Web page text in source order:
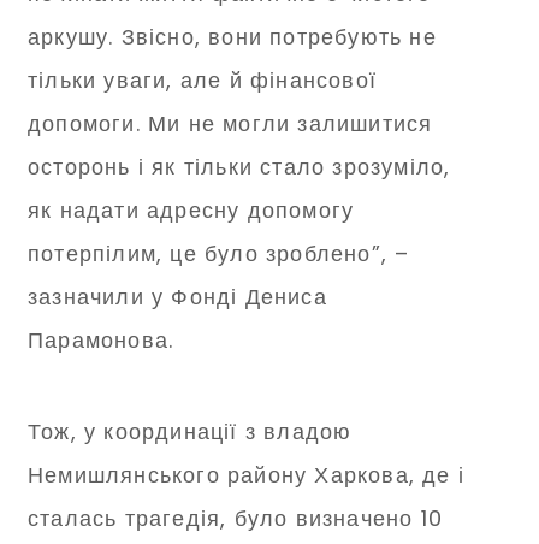
аркушу. Звісно, вони потребують не
тільки уваги, але й фінансової
допомоги. Ми не могли залишитися
осторонь і як тільки стало зрозуміло,
як надати адресну допомогу
потерпілим, це було зроблено”, –
зазначили у Фонді Дениса
Парамонова.
Тож, у координації з владою
Немишлянського району Харкова, де і
сталась трагедія, було визначено 10